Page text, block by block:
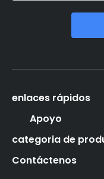
enlaces rápidos
Apoyo
categoria de
Contáctenos